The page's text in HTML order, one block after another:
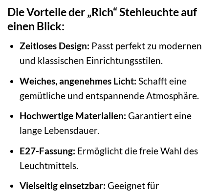
Die Vorteile der „Rich“ Stehleuchte auf
einen Blick:
Zeitloses Design: Passt perfekt zu modernen
und klassischen Einrichtungsstilen.
Weiches, angenehmes Licht: Schafft eine
gemütliche und entspannende Atmosphäre.
Hochwertige Materialien: Garantiert eine
lange Lebensdauer.
E27-Fassung: Ermöglicht die freie Wahl des
Leuchtmittels.
Vielseitig einsetzbar: Geeignet für